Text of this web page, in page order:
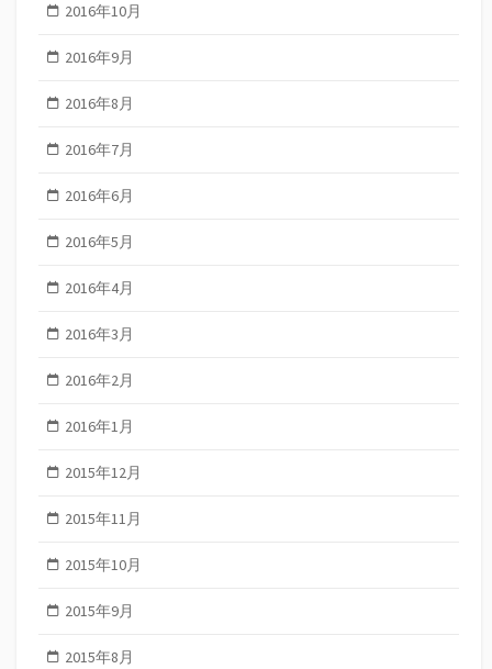
2016年10月
2016年9月
2016年8月
2016年7月
2016年6月
2016年5月
2016年4月
2016年3月
2016年2月
2016年1月
2015年12月
2015年11月
2015年10月
2015年9月
2015年8月